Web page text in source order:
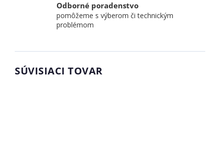
Odborné poradenstvo
pomôžeme s výberom či technickým
problémom
SÚVISIACI TOVAR